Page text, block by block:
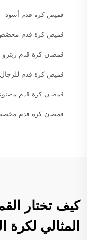
قميص كرة قدم أسود
قميص كرة قدم
قمصان كرة قدم ريترو
قميص كرة قدم للرجال
قمصان كرة قدم
قمصان كرة قدم
كيف تختار
المثالي لكرة